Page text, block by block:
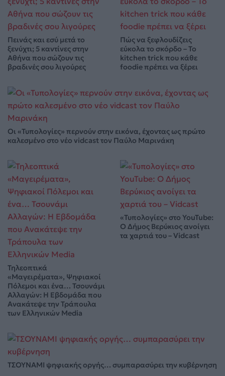
Πεινάς και εσύ μετά το
ξενύχτι; 5 καντίνες στην
Αθήνα που σώζουν τις
βραδινές σου λιγούρες
Πώς να ξεφλουδίζεις
εύκολα το σκόρδο – Το
kitchen trick που κάθε
foodie πρέπει να ξέρει
Οι «Τυπολογίες» περνούν στην εικόνα, έχοντας ως πρώτο
καλεσμένο στο νέο vidcast τον Παύλο Μαρινάκη
Τηλεοπτικά
«Μαγειρέματα», Ψηφιακοί
Πόλεμοι και ένα… Τσουνάμι
Αλλαγών: Η Εβδομάδα που
Ανακάτεψε την Τράπουλα
των Ελληνικών Media
«Τυπολογίες» στο YouTube:
Ο Δήμος Βερύκιος ανοίγει
τα χαρτιά του – Vidcast
ΤΣΟΥΝΑΜΙ ψηφιακής οργής… συμπαρασύρει την κυβέρνηση